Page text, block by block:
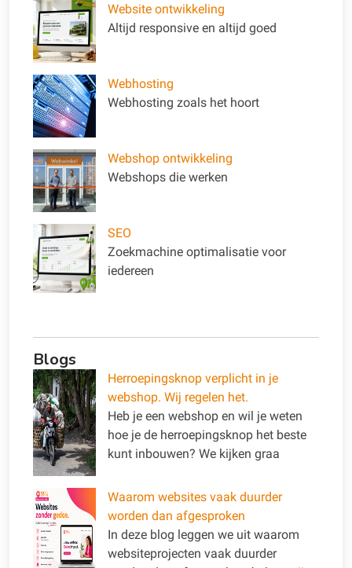
Website ontwikkeling
Altijd responsive en altijd goed
Webhosting
Webhosting zoals het hoort
Webshop ontwikkeling
Webshops die werken
SEO
Zoekmachine optimalisatie voor
iedereen
Blogs
Herroepingsknop verplicht in je
webshop. Wij regelen het.
Heb je een webshop en wil je weten
hoe je de herroepingsknop het beste
kunt inbouwen? We kijken graa
Waarom websites vaak duurder
worden dan afgesproken
In deze blog leggen we uit waarom
websiteprojecten vaak duurder